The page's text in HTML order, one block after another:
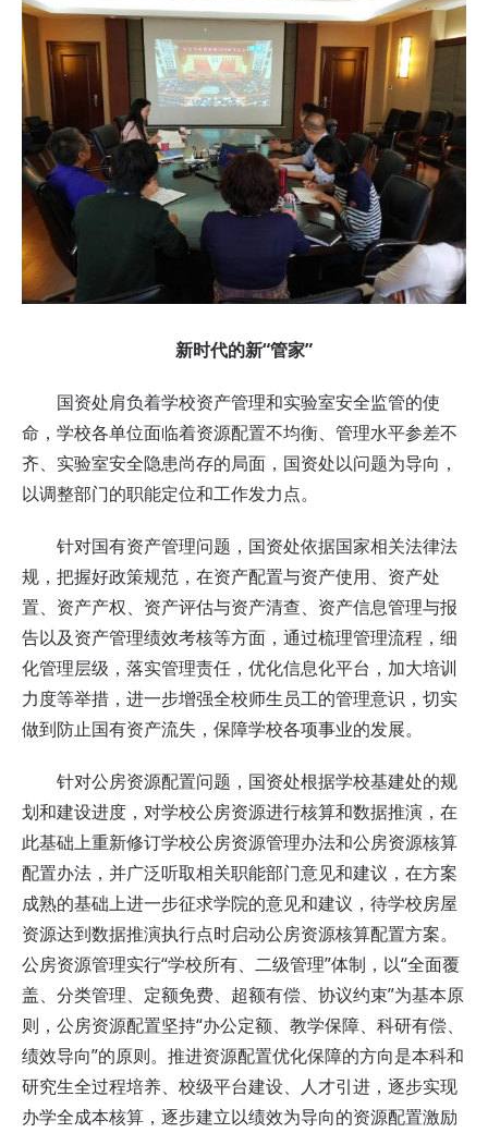
新时代的新“管家”
国资处肩负着学校资产管理和实验室安全监管的使
命，学校各单位面临着资源配置不均衡、管理水平参差不
齐、实验室安全隐患尚存的局面，国资处以问题为导向，
以调整部门的职能定位和工作发力点。
针对国有资产管理问题，国资处依据国家相关法律法
规，把握好政策规范，在资产配置与资产使用、资产处
置、资产产权、资产评估与资产清查、资产信息管理与报
告以及资产管理绩效考核等方面，通过梳理管理流程，细
化管理层级，落实管理责任，优化信息化平台，加大培训
力度等举措，进一步增强全校师生员工的管理意识，切实
做到防止国有资产流失，保障学校各项事业的发展。
针对公房资源配置问题，国资处根据学校基建处的规
划和建设进度，对学校公房资源进行核算和数据推演，在
此基础上重新修订学校公房资源管理办法和公房资源核算
配置办法，并广泛听取相关职能部门意见和建议，在方案
成熟的基础上进一步征求学院的意见和建议，待学校房屋
资源达到数据推演执行点时启动公房资源核算配置方案。
公房资源管理实行“学校所有、二级管理”体制，以“全面覆
盖、分类管理、定额免费、超额有偿、协议约束”为基本原
则，公房资源配置坚持“办公定额、教学保障、科研有偿、
绩效导向”的原则。推进资源配置优化保障的方向是本科和
研究生全过程培养、校级平台建设、人才引进，逐步实现
办学全成本核算，逐步建立以绩效为导向的资源配置激励